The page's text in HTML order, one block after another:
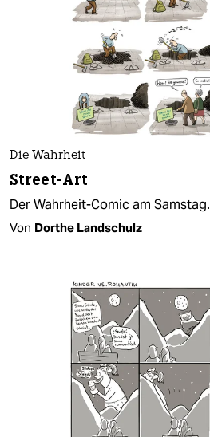
Die Wahrheit
Street-Art
Der Wahrheit-Comic am Samstag.
Von Dorthe Landschulz